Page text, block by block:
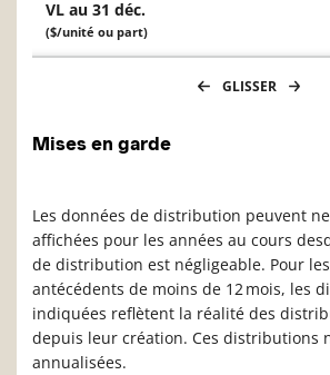
VL au 31 déc.
($/unité ou part)
GLISSER
Mises en garde
Les données de distribution peuvent
affichées pour les années au cours
de distribution est négligeable. Pour
antécédents de moins de 12 mois, les
indiquées reflètent la réalité des
depuis leur création. Ces distributions
annualisées.